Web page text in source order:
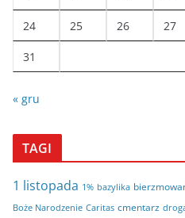
24 25 26 27
31
« gru
TAGI
1 listopada 1% bazylika
Boże Narodzenie Caritas cmentarz